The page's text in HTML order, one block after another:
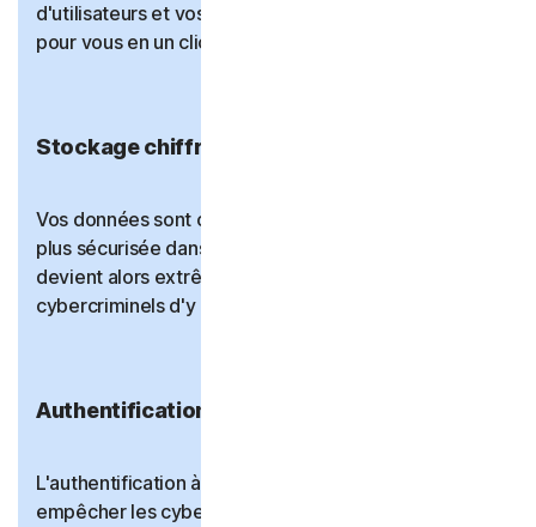
d'utilisateurs et vos mots de passe et les remplit
pour vous en un clic.
Stockage chiffré
Vos données sont chiffrées et stockées de manière
plus sécurisée dans votre coffre-fort en ligne. Il
devient alors extrêmement difficile pour les
cybercriminels d'y accéder.
Authentification à deux facteurs
L'authentification à deux facteurs vous aide à
empêcher les cybercriminels d'accéder à vos